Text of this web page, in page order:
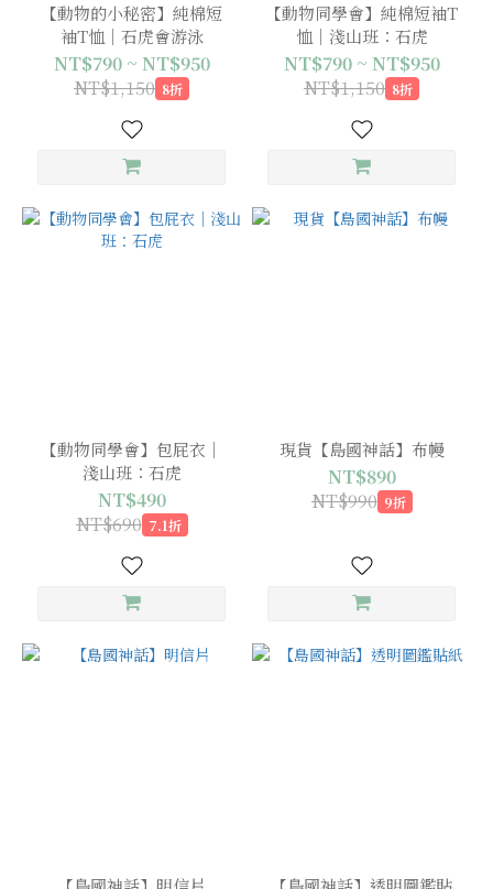
【動物的小秘密】純棉短
袖T恤｜石虎會游泳
NT$790 ~ NT$950
NT$1,150 8折
【動物同學會】純棉短袖T
恤｜淺山班：石虎
NT$790 ~ NT$950
NT$1,150 8折
【動物同學會】包屁衣｜
淺山班：石虎
NT$490
NT$690 7.1折
現貨【島國神話】布幔
NT$890
NT$990 9折